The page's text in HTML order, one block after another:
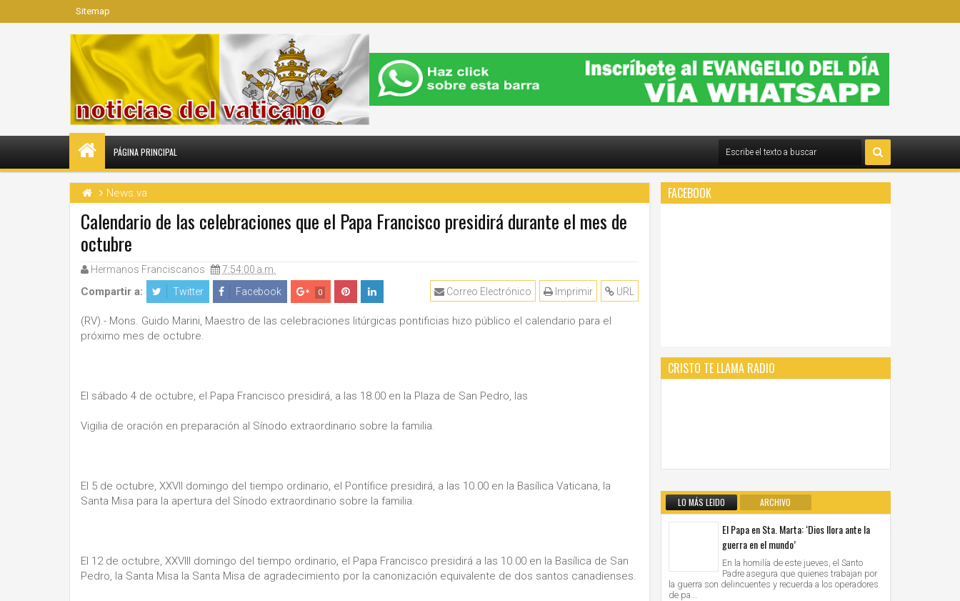
Sitemap
PÁGINA PRINCIPAL
News.va
Calendario de las celebraciones que el Papa Francisco presidirá durante el mes de
octubre
Hermanos Franciscanos 7:54:00 a.m.
Compartir a: Twitter Facebook 0 URL
Imprimir
Correo Electrónico
(RV).- Mons. Guido Marini, Maestro de las celebraciones litúrgicas pontificias hizo público el calendario para el
próximo mes de octubre.
El sábado 4 de octubre, el Papa Francisco presidirá, a las 18.00 en la Plaza de San Pedro, las
Vigilia de oración en preparación al Sínodo extraordinario sobre la familia.
El 5 de octubre, XXVII domingo del tiempo ordinario, el Pontífice presidirá, a las 10.00 en la Basílica Vaticana, la
Santa Misa para la apertura del Sínodo extraordinario sobre la familia.
El 12 de octubre, XXVIII domingo del tiempo ordinario, el Papa Francisco presidirá a las 10.00 en la Basílica de San
Pedro, la Santa Misa la Santa Misa de agradecimiento por la canonización equivalente de dos santos canadienses.
FACEBOOK
CRISTO TE LLAMA RADIO
LO MÁS LEIDO ARCHIVO
El Papa en Sta. Marta: ‘Dios llora ante la
guerra en el mundo’
En la homilía de este jueves, el Santo
Padre asegura que quienes trabajan por
la guerra son delincuentes y recuerda a los operadores
de pa...